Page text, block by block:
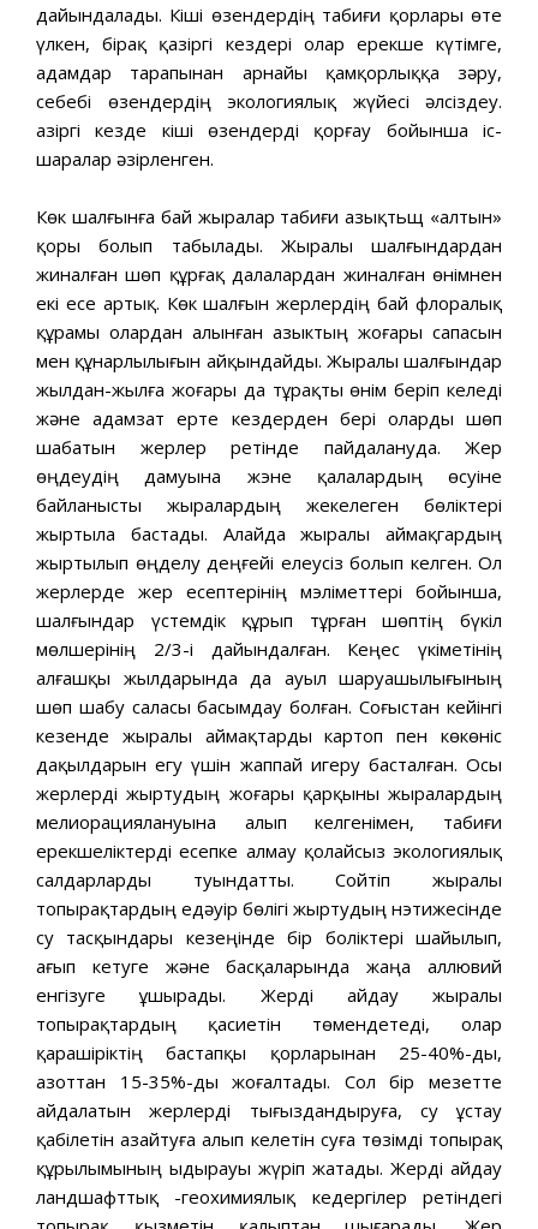
дайындалады. Кіші өзендердің табиғи қорлары өте
үлкен, бірақ қазіргі кездері олар ерекше күтімге,
адамдар тарапынан арнайы қамқорлыққа зәру,
себебі өзендердің экологиялық жүйесі әлсіздеу.
Қазіргі кезде кіші өзендерді қорғау бойынша іс-
шаралар әзірленген.
Көк шалғынға бай жыралар табиғи азықтьщ «алтын»
қоры болып табылады. Жыралы шалғындардан
жиналған шөп құрғақ далалардан жиналған өнімнен
екі есе артық. Көк шалғын жерлердің бай флоралық
құрамы олардан алынған азыктың жоғары сапасын
мен құнарлылығын айқындайды. Жыралы шалғындар
жылдан-жылға жоғары да тұрақты өнім беріп келеді
және адамзат ерте кездерден бері оларды шөп
шабатын жерлер ретінде пайдалануда. Жер
өңдеудің дамуына жэне қалалардың өсуіне
байланысты жыралардың жекелеген бөліктері
жыртыла бастады. Алайда жыралы аймақгардың
жыртылып өңделу деңғейі елеусіз болып келген. Ол
жерлерде жер есептерінің мэліметтері бойынша,
шалғындар үстемдік құрып тұрған шөптің бүкіл
мөлшерінің 2/3-і дайындалған. Кеңес үкіметінің
алғашқы жылдарында да ауыл шаруашылығының
шөп шабу саласы басымдау болған. Соғыстан кейінгі
кезенде жыралы аймақтарды картоп пен көкөніс
дақылдарын егу үшін жаппай игеру басталған. Осы
жерлерді жыртудың жоғары қарқыны жыралардың
мелиорациялануына алып келгенімен, табиғи
ерекшеліктерді есепке алмау қолайсыз экологиялық
салдарларды туындатты. Сойтіп жыралы
топырақтардың едәуір бөлігі жыртудың нэтижесінде
су тасқындары кезеңінде бір боліктері шайылып,
ағып кетуге және басқаларында жаңа аллювий
енгізуге ұшырады. Жерді айдау жыралы
топырақтардың қасиетін төмендетеді, олар
қарашіріктің бастапқы қорларынан 25-40%-ды,
азоттан 15-35%-ды жоғалтады. Сол бір мезетте
айдалатын жерлерді тығыздандыруға, су ұстау
қабілетін азайтуға алып келетін суға төзімді топырақ
құрылымының ыдырауы жүріп жатады. Жерді айдау
ландшафттық -геохимиялық кедергілер ретіндегі